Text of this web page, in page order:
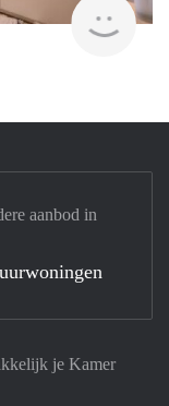
je Kamer
aanbod in